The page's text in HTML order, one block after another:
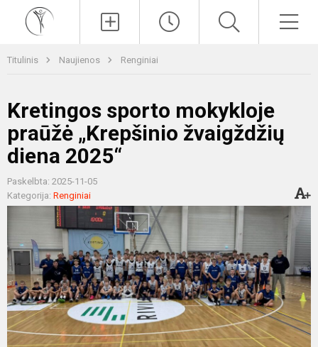
Titulinis Naujienos Renginiai
Kretingos sporto mokykloje
praūžė „Krepšinio žvaigždžių
diena 2025“
Paskelbta: 2025-11-05
Kategorija: Renginiai